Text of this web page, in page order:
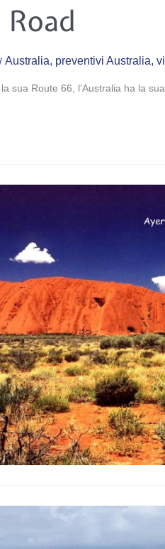
/ Australia, preventivi Australia,
sua Route 66, l’Australia ha la